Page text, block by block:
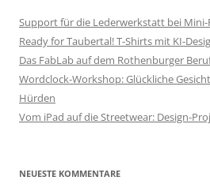
Support für die Lederwerkstatt bei
Ready for Taubertal! T-Shirts mit KI-
Das FabLab auf dem Rothenburger
Wordclock-Workshop: Glückliche
Hürden
Vom iPad auf die Streetwear: Design-
NEUESTE KOMMENTARE